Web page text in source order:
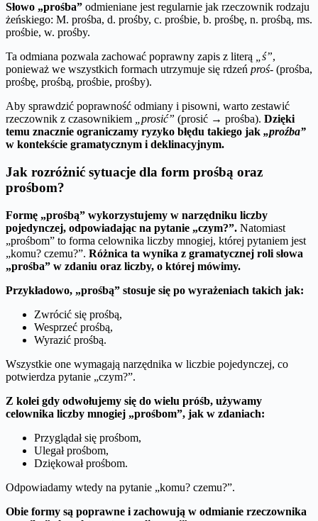
Słowo „prośba” odmieniane jest regularnie jak rzeczownik rodzaju
żeńskiego: M. prośba, d. prośby, c. prośbie, b. prośbę, n. prośbą, ms.
prośbie, w. prośby.
Ta odmiana pozwala zachować poprawny zapis z literą „ś”,
ponieważ we wszystkich formach utrzymuje się rdzeń proś- (prośba,
prośbę, prośbą, prośbie, prośby).
Aby sprawdzić poprawność odmiany i pisowni, warto zestawić
rzeczownik z czasownikiem „prosić” (prosić → prośba). Dzięki
temu znacznie ograniczamy ryzyko błędu takiego jak „proźba”
w kontekście gramatycznym i deklinacyjnym.
Jak rozróżnić sytuacje dla form prośbą oraz
prośbom?
Formę „prośbą” wykorzystujemy w narzędniku liczby
pojedynczej, odpowiadając na pytanie „czym?”. Natomiast
„prośbom” to forma celownika liczby mnogiej, której pytaniem jest
„komu? czemu?”. Różnica ta wynika z gramatycznej roli słowa
„prośba” w zdaniu oraz liczby, o której mówimy.
Przykładowo, „prośbą” stosuje się po wyrażeniach takich jak:
Zwrócić się prośbą,
Wesprzeć prośbą,
Wyrazić prośbą.
Wszystkie one wymagają narzędnika w liczbie pojedynczej, co
potwierdza pytanie „czym?”.
Z kolei gdy odwołujemy się do wielu próśb, używamy
celownika liczby mnogiej „prośbom”, jak w zdaniach:
Przyglądał się prośbom,
Ulegał prośbom,
Dziękował prośbom.
Odpowiadamy wtedy na pytanie „komu? czemu?”.
Obie formy są poprawne i zachowują w odmianie rzeczownika